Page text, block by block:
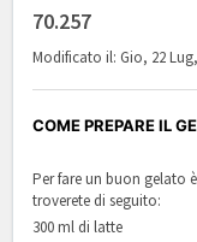
70.257
Modificato il: Gio, 22 Lug,
COME PREPARE IL
Per fare un buon gelato
troverete di seguito:
300 ml di latte